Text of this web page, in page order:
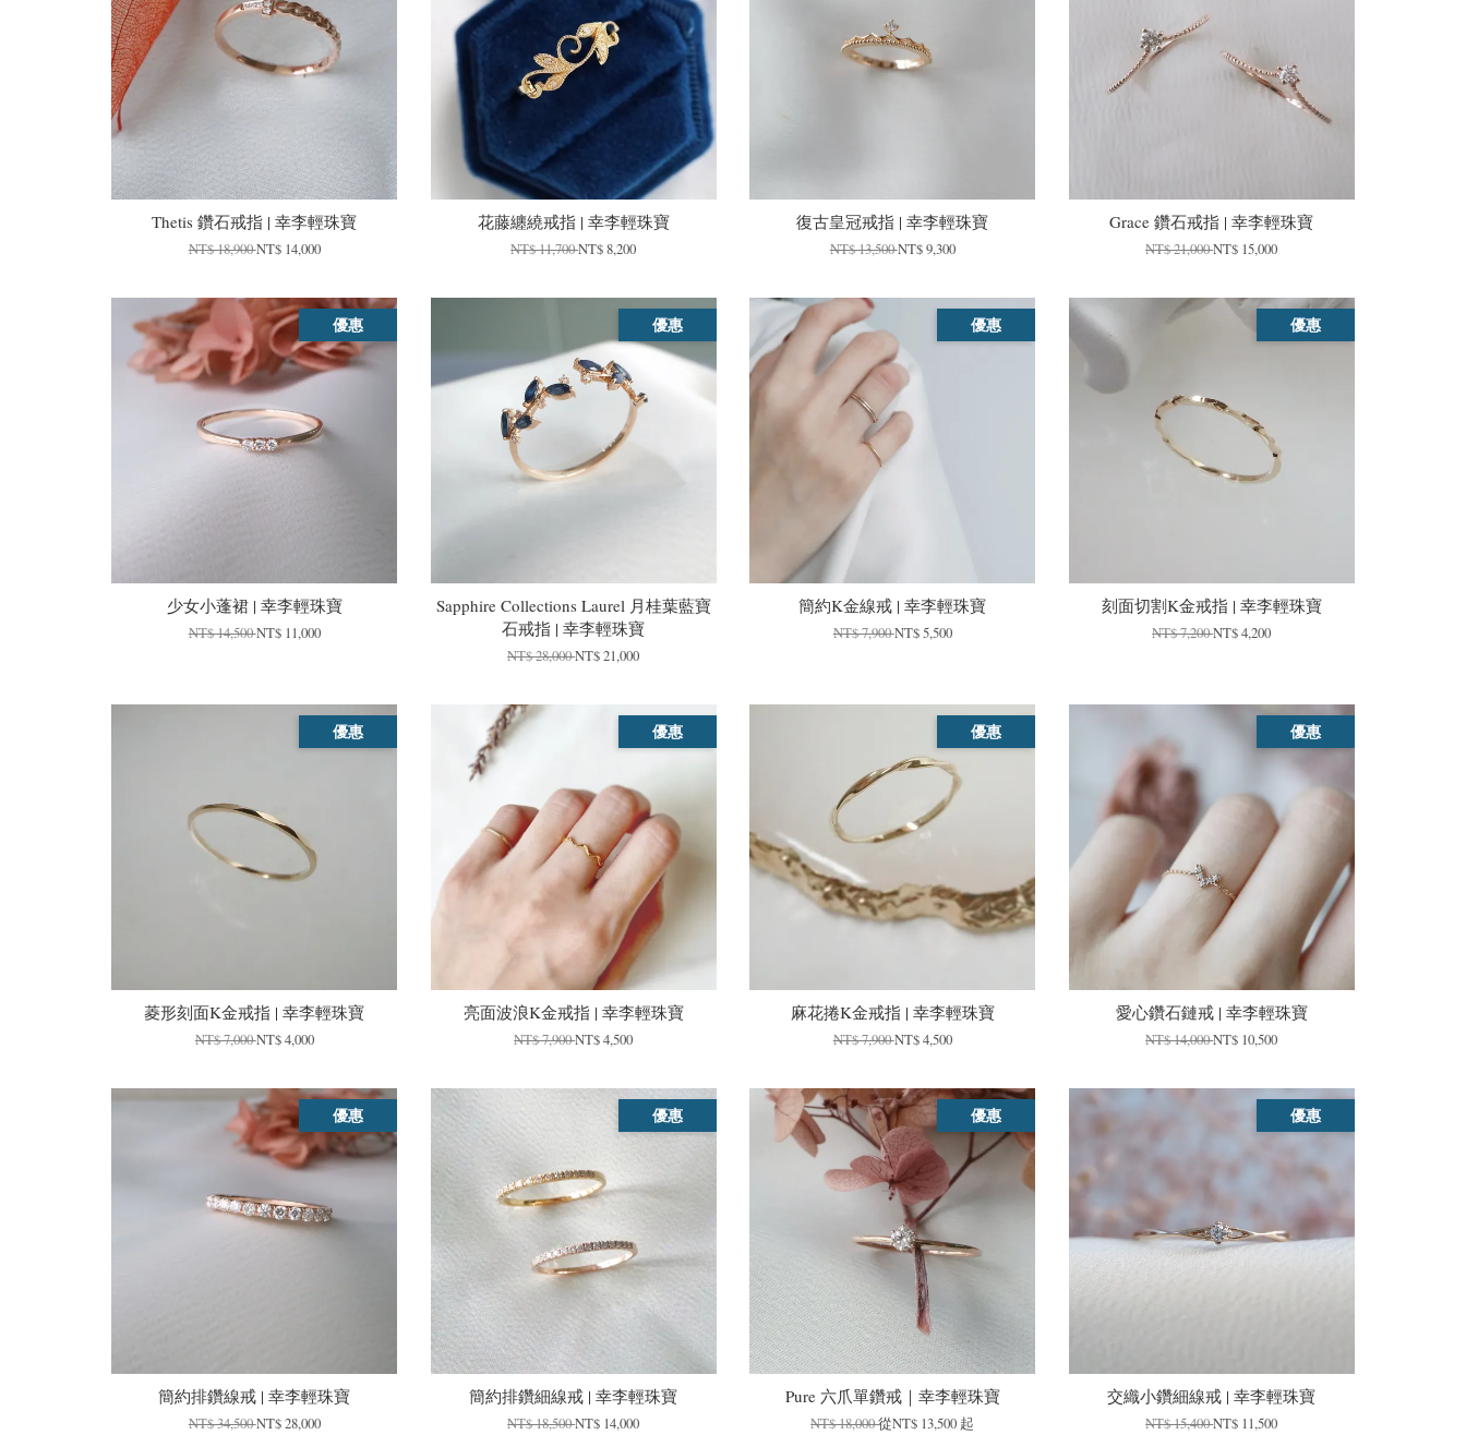
Thetis 鑽石戒指 | 幸李輕珠寶
NT$ 18,900NT$ 14,000
花藤纏繞戒指 | 幸李輕珠寶
NT$ 11,700NT$ 8,200
復古皇冠戒指 | 幸李輕珠寶
NT$ 13,500NT$ 9,300
Grace 鑽石戒指 | 幸李輕珠寶
NT$ 21,000NT$ 15,000
優惠
少女小蓬裙 | 幸李輕珠寶
NT$ 14,500NT$ 11,000
優惠
Sapphire Collections Laurel 月桂葉藍寶
石戒指 | 幸李輕珠寶
NT$ 28,000NT$ 21,000
優惠
簡約K金線戒 | 幸李輕珠寶
NT$ 7,900NT$ 5,500
優惠
刻面切割K金戒指 | 幸李輕珠寶
NT$ 7,200NT$ 4,200
優惠
菱形刻面K金戒指 | 幸李輕珠寶
NT$ 7,000NT$ 4,000
優惠
亮面波浪K金戒指 | 幸李輕珠寶
NT$ 7,900NT$ 4,500
優惠
麻花捲K金戒指 | 幸李輕珠寶
NT$ 7,900NT$ 4,500
優惠
愛心鑽石鏈戒 | 幸李輕珠寶
NT$ 14,000NT$ 10,500
優惠
簡約排鑽線戒 | 幸李輕珠寶
NT$ 34,500NT$ 28,000
優惠
簡約排鑽細線戒 | 幸李輕珠寶
NT$ 18,500NT$ 14,000
優惠
Pure 六爪單鑽戒｜幸李輕珠寶
NT$ 18,000從NT$ 13,500 起
優惠
交織小鑽細線戒 | 幸李輕珠寶
NT$ 15,400NT$ 11,500